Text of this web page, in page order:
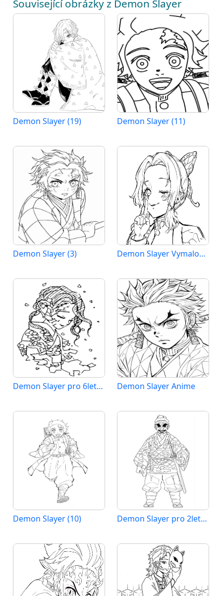
Související obrázky z Demon Slayer
Demon Slayer (19) Demon Slayer (11)
Demon Slayer (3) Demon Slayer Vymalovatelné pro Děti
Demon Slayer pro 6leté Děti Demon Slayer Anime
Demon Slayer (10) Demon Slayer pro 2leté Děti